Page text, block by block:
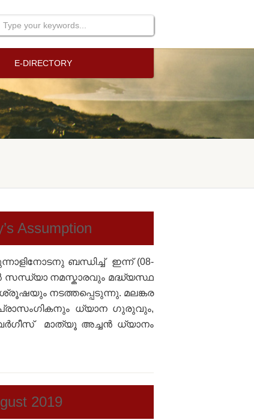
E-DIRECTORY
Assumption
ബന്ധിച്ച്‌ ഇന്ന് (08-
സന്ധ്യാ നമസ്കാരവും മദ്ധ്യസ്ഥ
നടത്തപ്പെടുന്നു. മലങ്കര
ധ്യാന ഗുരുവും,
വര്‍ഗീസ് മാത്യൂ അച്ചൻ ധ്യാനം
2019